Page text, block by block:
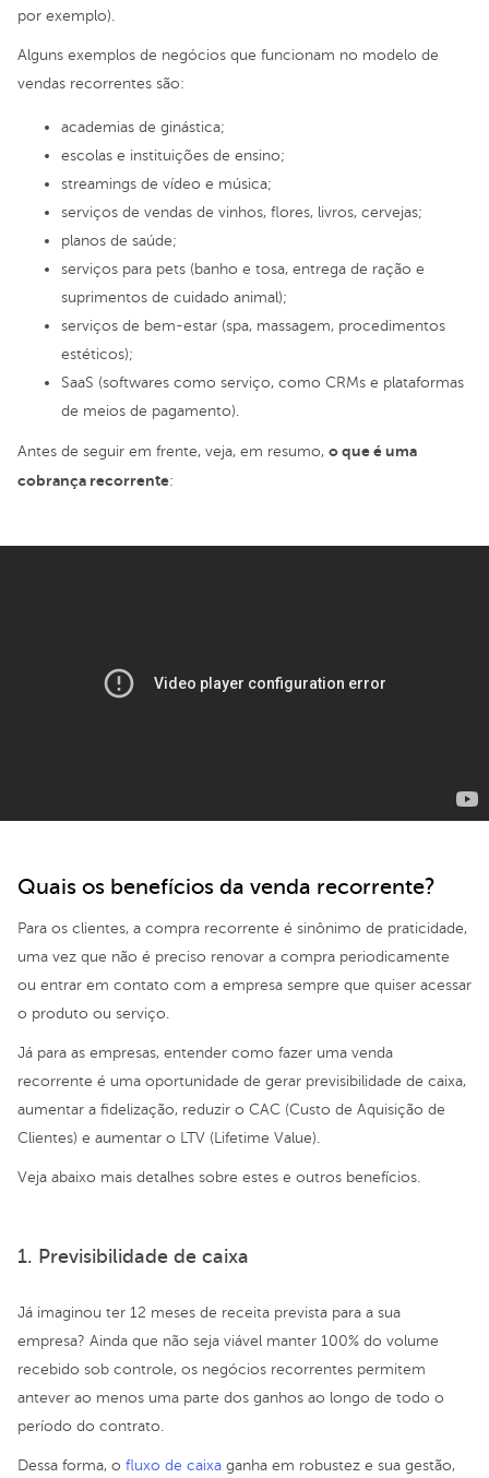
por exemplo).
Alguns exemplos de negócios que funcionam no modelo de
vendas recorrentes são:
academias de ginástica;
escolas e instituições de ensino;
streamings de vídeo e música;
serviços de vendas de vinhos, flores, livros, cervejas;
planos de saúde;
serviços para pets (banho e tosa, entrega de ração e
suprimentos de cuidado animal);
serviços de bem-estar (spa, massagem, procedimentos
estéticos);
SaaS (softwares como serviço, como CRMs e plataformas
de meios de pagamento).
Antes de seguir em frente, veja, em resumo, o que é uma
cobrança recorrente:
Quais os benefícios da venda recorrente?
Para os clientes, a compra recorrente é sinônimo de praticidade,
uma vez que não é preciso renovar a compra periodicamente
ou entrar em contato com a empresa sempre que quiser acessar
o produto ou serviço.
Já para as empresas, entender como fazer uma venda
recorrente é uma oportunidade de gerar previsibilidade de caixa,
aumentar a fidelização, reduzir o CAC (Custo de Aquisição de
Clientes) e aumentar o LTV (Lifetime Value).
Veja abaixo mais detalhes sobre estes e outros benefícios.
1. Previsibilidade de caixa
Já imaginou ter 12 meses de receita prevista para a sua
empresa? Ainda que não seja viável manter 100% do volume
recebido sob controle, os negócios recorrentes permitem
antever ao menos uma parte dos ganhos ao longo de todo o
período do contrato.
Dessa forma, o fluxo de caixa ganha em robustez e sua gestão,